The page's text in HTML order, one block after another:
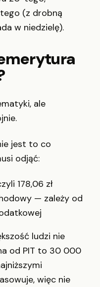
(z drobną
w niedzielę).
ale
jest to co
odjąć:
178,06 zł
— zależy od
ludzi nie
od PIT to 30 000
więc nie